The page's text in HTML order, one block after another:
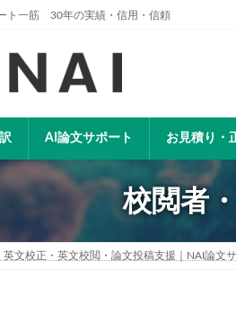
ト一筋 30年の実績・信用・信頼
AI論文サポート お見積り・
校閲者
英文校正・英文校閲・論文投稿支援｜NAI論文